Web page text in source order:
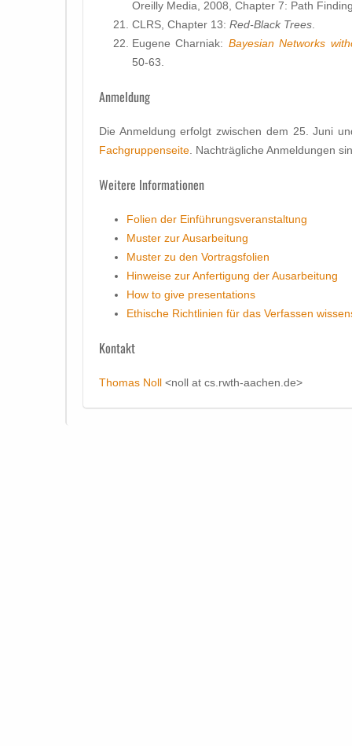
Oreilly Media, 2008, Chapter 7: Path
CLRS, Chapter 13: Red-Black Trees
Eugene Charniak: Bayesian Networks
50-63.
Anmeldung
Die Anmeldung erfolgt zwischen dem 25. Juni
Fachgruppenseite . Nachträgliche Anmeldungen
Weitere Informationen
Folien der Einführungsveranstaltung
Muster zur Ausarbeitung
Muster zu den Vortragsfolien
Hinweise zur Anfertigung der Ausarbeitung
How to give presentations
Ethische Richtlinien für das Verfassen
Kontakt
Thomas Noll <noll at cs.rwth-aachen.de>